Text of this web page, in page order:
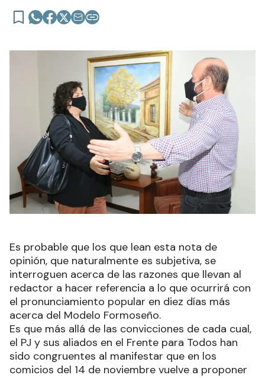
Es probable que los que lean esta nota de
opinión, que naturalmente es subjetiva, se
interroguen acerca de las razones que llevan al
redactor a hacer referencia a lo que ocurrirá con
el pronunciamiento popular en diez días más
acerca del Modelo Formoseño.
Es que más allá de las convicciones de cada cual,
el PJ y sus aliados en el Frente para Todos han
sido congruentes al manifestar que en los
comicios del 14 de noviembre vuelve a proponer